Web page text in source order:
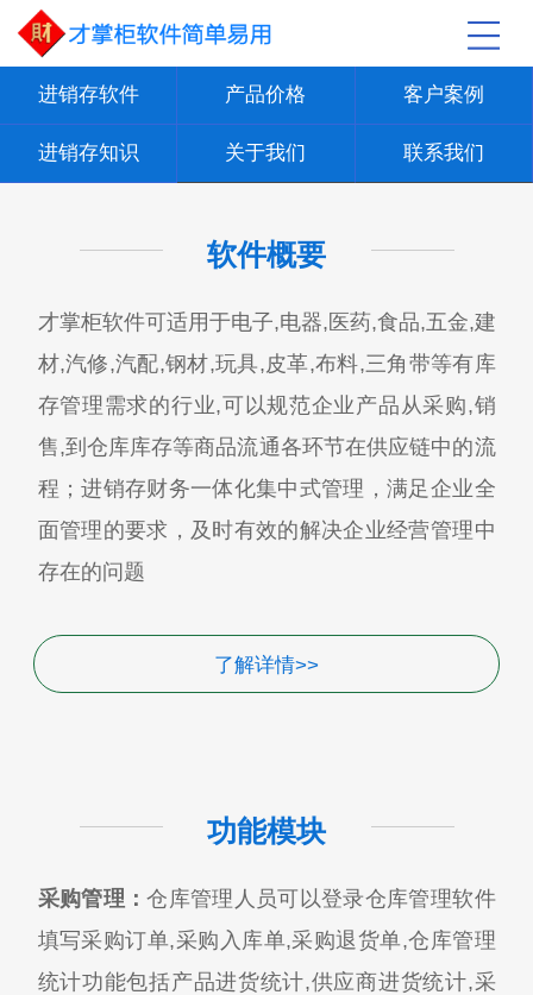
进销存软件 产品价格 客户案例
进销存知识 关于我们 联系我们
软件概要
才掌柜软件可适用于电子,电器,医药,食品,五金,建
材,汽修,汽配,钢材,玩具,皮革,布料,三角带等有库
存管理需求的行业,可以规范企业产品从采购,销
售,到仓库库存等商品流通各环节在供应链中的流
程；进销存财务一体化集中式管理，满足企业全
面管理的要求，及时有效的解决企业经营管理中
存在的问题
了解详情>>
功能模块
采购管理：仓库管理人员可以登录仓库管理软件
填写采购订单,采购入库单,采购退货单,仓库管理
统计功能包括产品进货统计,供应商进货统计,采